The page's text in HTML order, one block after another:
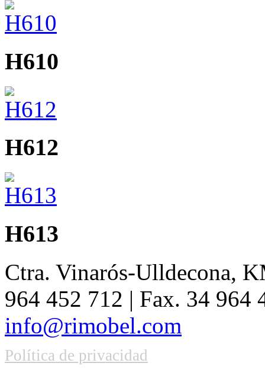
H610
H612
H613
Ctra. Vinarós-Ulldecona,
964 452 712 | Fax. 34
info@rimobel.com
Política de privacidad